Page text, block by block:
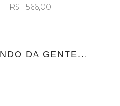
R$ 1.566,00
DA GENTE...